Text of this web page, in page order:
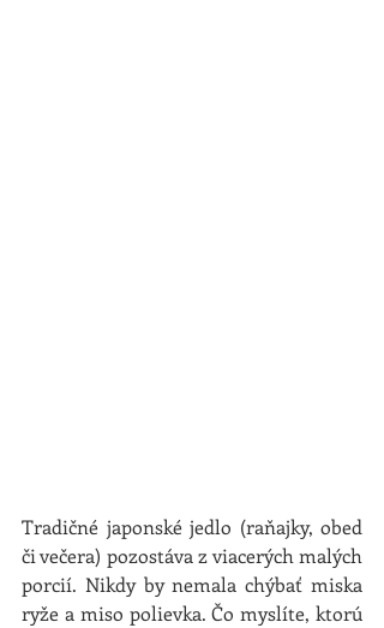
Tradičné japonské jedlo (raňajky, obed
či večera) pozostáva z viacerých malých
porcií. Nikdy by nemala chýbať miska
ryže a miso polievka. Čo myslíte, ktorú